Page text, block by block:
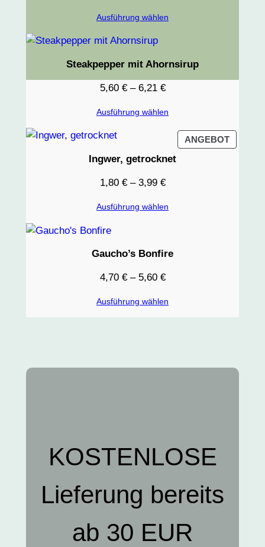
Ausführung wählen
Steakpepper mit Ahornsirup
5,60 €– 6,21 €
Ausführung wählen
ANGEBOT
IM
Ingwer, getrocknet
1,80 €– 3,99 €
Ausführung wählen
Gaucho’s Bonfire
4,70 €– 5,60 €
Ausführung wählen
KOSTENLOSE
Lieferung bereits
ab 30 EUR